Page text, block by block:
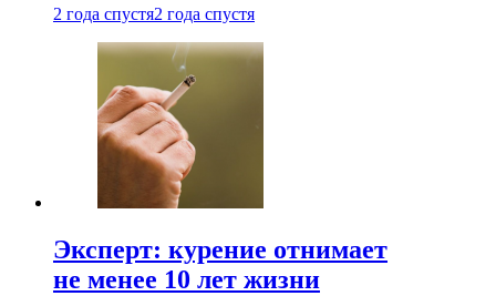
2 года спустя2 года спустя
Эксперт: курение отнимает
не менее 10 лет жизни